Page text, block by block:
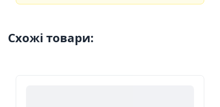
Схожі товари: